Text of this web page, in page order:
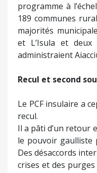
programme à
189 communes
majorités
et L’Isula et
administraient
Recul et second
Le PCF insulaire a
recul.
Il a pâti d’un retour
le pouvoir gaulliste
Des désaccords
crises et des